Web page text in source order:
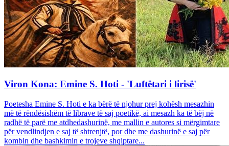
Viron Kona: Emine S. Hoti - 'Luftëtari i lirisë'
Poetesha Emine S. Hoti e ka bërë të njohur prej kohësh mesazhin
më të rëndësishëm të librave të saj poetikë, ai mesazh ka të bëj në
radhë të parë me atdhedashurinë, me mallin e autores si mërgimtare
për vendlindjen e saj të shtrenjtë, por dhe me dashurinë e saj për
kombin dhe bashkimin e trojeve shqiptare...